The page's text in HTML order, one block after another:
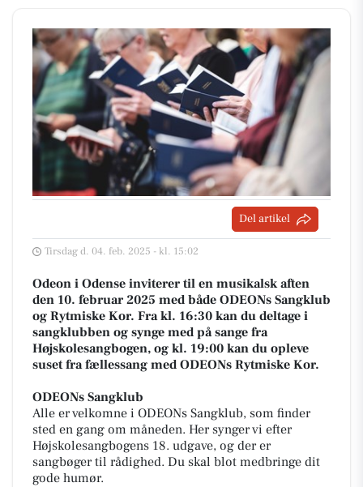
Del artikel
Tirsdag d. 04. feb. 2025 - kl. 15:02
Odeon i Odense inviterer til en musikalsk aften
den 10. februar 2025 med både ODEONs Sangklub
og Rytmiske Kor. Fra kl. 16:30 kan du deltage i
sangklubben og synge med på sange fra
Højskolesangbogen, og kl. 19:00 kan du opleve
suset fra fællessang med ODEONs Rytmiske Kor.
ODEONs Sangklub
Alle er velkomne i ODEONs Sangklub, som finder
sted en gang om måneden. Her synger vi efter
Højskolesangbogens 18. udgave, og der er
sangbøger til rådighed. Du skal blot medbringe dit
gode humør.